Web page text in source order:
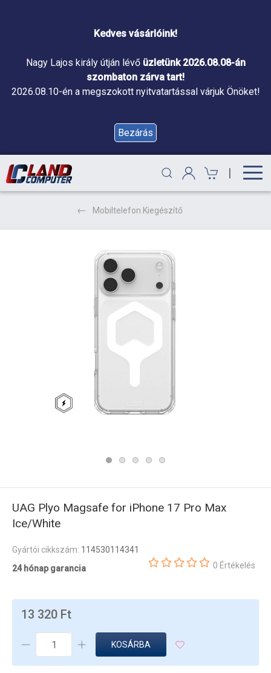
Kedves vásárlóink!
Nagy Lajos király útján lévő üzletünk 2026.08.08-án
szombaton zárva tart!
2026.08.10-én a megszokott nyitvatartással várjuk Önöket!
Bezárás
|
Mobiltelefon Kiegészítő
UAG Plyo Magsafe for iPhone 17 Pro Max
Ice/White
Gyártói cikkszám: 114530114341
24 hónap garancia
0 Értékelés
13 320 Ft
KOSÁRBA